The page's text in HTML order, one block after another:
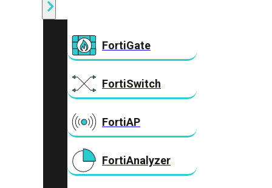
FortiGate
FortiSwitch
FortiAP
FortiAnalyzer